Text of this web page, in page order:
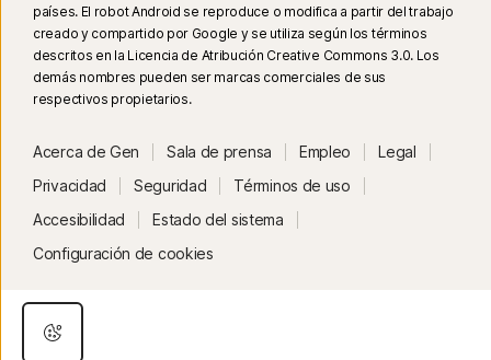
países. El robot Android se reproduce o modifica a partir del trabajo
creado y compartido por Google y se utiliza según los términos
descritos en la Licencia de Atribución Creative Commons 3.0. Los
demás nombres pueden ser marcas comerciales de sus
respectivos propietarios.
Acerca de Gen Sala de prensa Empleo
Legal
Privacidad
Seguridad
Términos de uso
Accesibilidad
Estado del sistema
Configuración de cookies